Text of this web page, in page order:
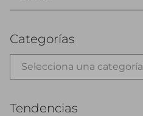
Categorías
Selecciona una categoría
Tendencias